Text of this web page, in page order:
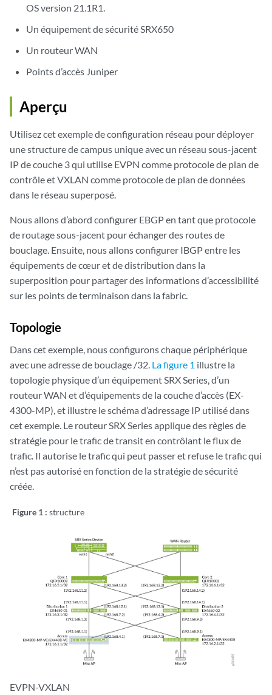
OS version 21.1R1.
Un équipement de sécurité SRX650
Un routeur WAN
Points d’accès Juniper
Aperçu
Utilisez cet exemple de configuration réseau pour déployer
une structure de campus unique avec un réseau sous-jacent
IP de couche 3 qui utilise EVPN comme protocole de plan de
contrôle et VXLAN comme protocole de plan de données
dans le réseau superposé.
Nous allons d’abord configurer EBGP en tant que protocole
de routage sous-jacent pour échanger des routes de
bouclage. Ensuite, nous allons configurer IBGP entre les
équipements de cœur et de distribution dans la
superposition pour partager des informations d’accessibilité
sur les points de terminaison dans la fabric.
Topologie
Dans cet exemple, nous configurons chaque périphérique
avec une adresse de bouclage /32. La figure 1 illustre la
topologie physique d’un équipement SRX Series, d’un
routeur WAN et d’équipements de la couche d’accès (EX-
4300-MP), et illustre le schéma d’adressage IP utilisé dans
cet exemple. Le routeur SRX Series applique des règles de
stratégie pour le trafic de transit en contrôlant le flux de
trafic. Il autorise le trafic qui peut passer et refuse le trafic qui
n’est pas autorisé en fonction de la stratégie de sécurité
créée.
Figure 1 : structure
EVPN-VXLAN